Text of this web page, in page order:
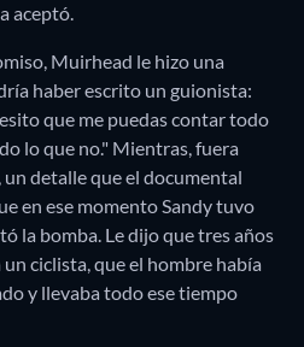
aceptó.
Muirhead le hizo una
haber escrito un guionista:
que me puedas contar todo
lo que no." Mientras, fuera
detalle que el documental
en ese momento Sandy tuvo
la bomba. Le dijo que tres años
ciclista, que el hombre había
y llevaba todo ese tiempo